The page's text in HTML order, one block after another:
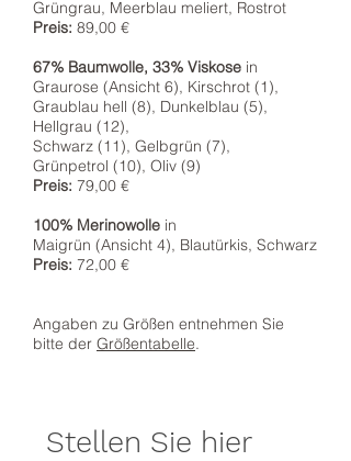
Grüngrau, Meerblau meliert, Rostrot
Preis: 89,00 €
67% Baumwolle, 33% Viskose in
Graurose (Ansicht 6), Kirschrot (1),
Graublau hell (8), Dunkelblau (5),
Hellgrau (12),
Schwarz (11), Gelbgrün (7),
Grünpetrol (10), Oliv (9)
Preis: 79,00 €
100% Merinowolle in
Maigrün (Ansicht 4), Blautürkis, Schwarz
Preis: 72,00 €
Angaben zu Größen entnehmen Sie
bitte der Größentabelle.
Stellen Sie hier